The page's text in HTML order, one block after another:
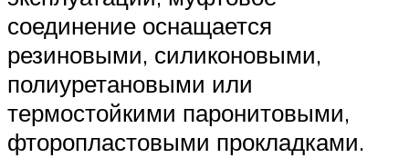
соединение оснащается
резиновыми, силиконовыми,
полиуретановыми или
термостойкими паронитовыми,
фторопластовыми прокладками.